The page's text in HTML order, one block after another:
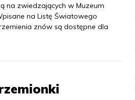
na zwiedzających w Muzeum
na Listę Światowego
znów są dostępne dla